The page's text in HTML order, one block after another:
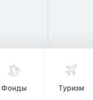
Фонды Туризм